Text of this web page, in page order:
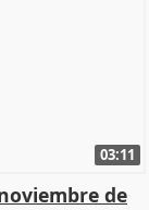
03:11
de